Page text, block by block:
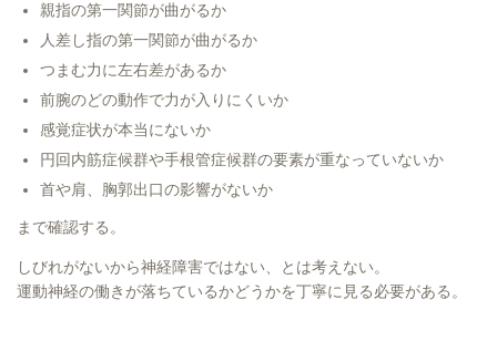
親指の第一関節が曲がるか
人差し指の第一関節が曲がるか
つまむ力に左右差があるか
前腕のどの動作で力が入りにくいか
感覚症状が本当にないか
円回内筋症候群や手根管症候群の要素が重なっていないか
首や肩、胸郭出口の影響がないか
まで確認する。
しびれがないから神経障害ではない、とは考えない。
運動神経の働きが落ちているかどうかを丁寧に見る必要がある。